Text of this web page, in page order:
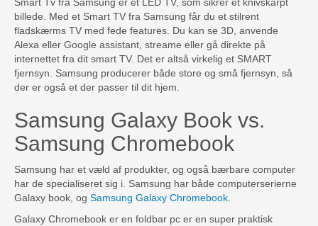
billede. Med et Smart TV fra Samsung får du et stilrent
fladskærms TV med fede features. Du kan se 3D, anvende
Alexa eller Google assistant, streame eller gå direkte på
internettet fra dit smart TV. Det er altså virkelig et SMART
fjernsyn. Samsung producerer både store og små fjernsyn, så
der er også et der passer til dit hjem.
Samsung Galaxy Book vs.
Samsung Chromebook
Samsung har et væld af produkter, og også bærbare computer
har de specialiseret sig i. Samsung har både computerserierne
Galaxy book, og Samsung Galaxy Chromebook
Galaxy Chromebook er en foldbar pc er en super praktisk